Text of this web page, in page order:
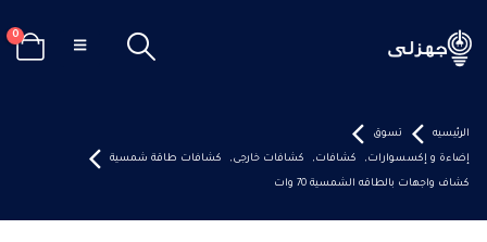
0
الرئيسيه تسوق
إضاءة و إكسسوارات, كشافات, كشافات خارجى, كشافات طاقة شمسية
كشاف واجهات بالطاقه الشمسية 70 وات